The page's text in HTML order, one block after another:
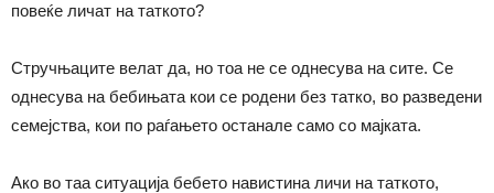
повеќе личат на таткото?
Стручњаците велат да, но тоа не се однесува на сите. Се
однесува на бебињата кои се родени без татко, во разведени
семејства, кои по раѓањето останале само со мајката.
Ако во таа ситуација бебето навистина личи на таткото,